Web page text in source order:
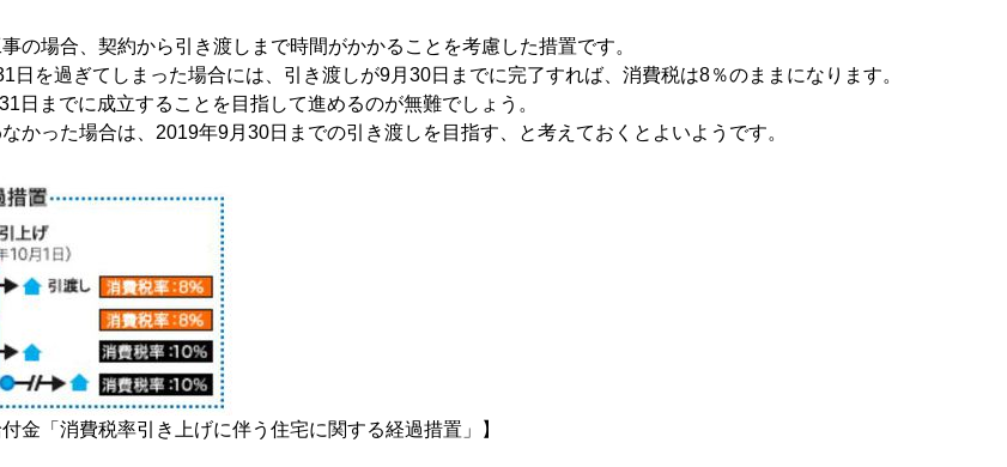
の場合、契約から引き渡しまで時間がかかることを考慮した措置です。
日を過ぎてしまった場合には、引き渡しが9月30日までに完了すれば、消費税は8％のままになります。
日までに成立することを目指して進めるのが無難でしょう。
かった場合は、2019年9月30日までの引き渡しを目指す、と考えておくとよいようです。
金「消費税率引き上げに伴う住宅に関する経過措置」】